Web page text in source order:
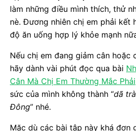
làm những điều mình thích, thử
nè. Đương nhiên chị em phải kết
độ ăn uống hợp lý khỏe mạnh
Nếu chị em đang giảm cân hoặc
hãy dành vài phút đọc qua bài
Cân Mà Chị Em Thường Mắc Phải
sức của mình không thành “dã
Đông” nhé.
Mặc dù các bài tập này khá đơn